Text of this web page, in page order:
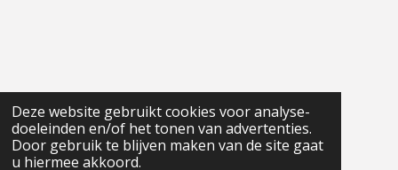
Deze website gebruikt cookies voor analyse-
doeleinden en/of het tonen van advertenties.
Door gebruik te blijven maken van de site gaat
u hiermee akkoord.